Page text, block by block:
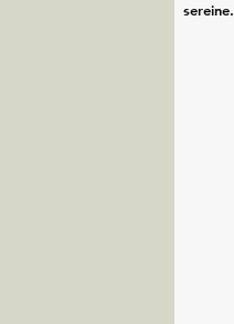
sereine.